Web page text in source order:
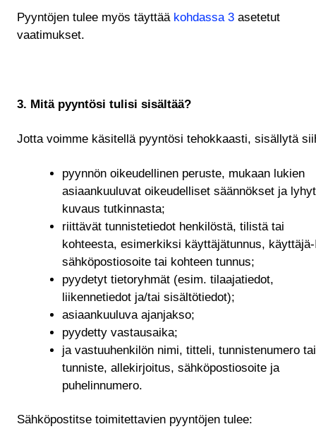
Pyyntöjen tulee myös täyttää kohdassa 3 asetetut
vaatimukset.
3. Mitä pyyntösi tulisi sisältää?
Jotta voimme käsitellä pyyntösi tehokkaasti, sisällytä
pyynnön oikeudellinen peruste, mukaan lukien
asiaankuuluvat oikeudelliset säännökset ja lyhyt
kuvaus tutkinnasta;
riittävät tunnistetiedot henkilöstä, tilistä tai
kohteesta, esimerkiksi käyttäjätunnus,
sähköpostiosoite tai kohteen tunnus;
pyydetyt tietoryhmät (esim. tilaajatiedot,
liikennetiedot ja/tai sisältötiedot);
asiaankuuluva ajanjakso;
pyydetty vastausaika;
ja vastuuhenkilön nimi, titteli, tunnistenumero tai
tunniste, allekirjoitus, sähköpostiosoite ja
puhelinnumero.
Sähköpostitse toimitettavien pyyntöjen tulee: